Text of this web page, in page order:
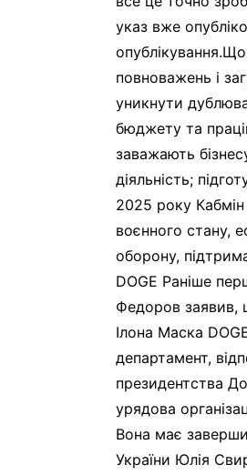
указ вже
повноважень і
уникнути
бюджету та
заважають
діяльність;
2025 року
воєнного стану,
оборону,
DOGE Раніше
Федоров заявив,
Ілона Маска
департамент,
президентства
урядова
Вона має
України Юлія